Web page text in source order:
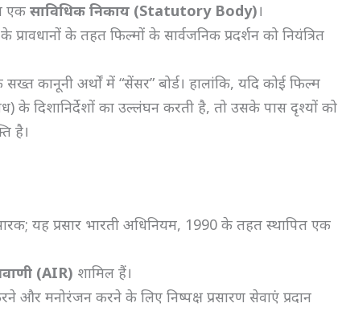
एकसाविधिक निकाय (Statutory Body)।
के तहत फिल्मों के सार्वजनिक प्रदर्शन को नियंत्रित
कानूनी अर्थों में “सेंसर” बोर्ड। हालांकि, यदि कोई फिल्म
के दिशानिर्देशों का उल्लंघन करती है, तो उसके पास दृश्यों को
है।
यह प्रसार भारती अधिनियम, 1990 के तहत स्थापित एक
(AIR) शामिल हैं।
और मनोरंजन करने के लिए निष्पक्ष प्रसारण सेवाएं प्रदान